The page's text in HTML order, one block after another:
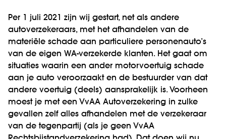
Per 1 juli 2021 zijn wij gestart, net als andere
autoverzekeraars, met het afhandelen van de
materiële schade aan particuliere personenauto’s
van de eigen WA-verzekerde klanten. Het gaat om
situaties waarin een ander motorvoertuig schade
aan je auto veroorzaakt en de bestuurder van dat
andere voertuig (deels) aansprakelijk is. Voorheen
moest je met een VvAA Autoverzekering in zulke
gevallen zelf alles afhandelen met de verzekeraar
van de tegenpartij (als je geen VvAA